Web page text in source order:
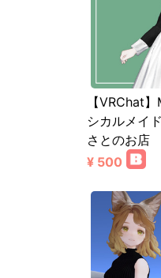
【VRChat
シカルメイ
さとのお店
¥ 500